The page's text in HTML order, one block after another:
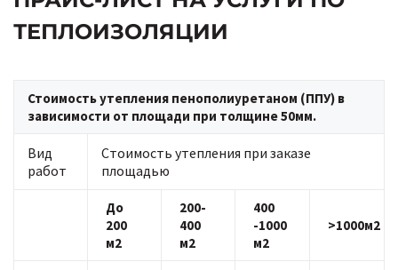
ТЕПЛОИЗОЛЯЦИИ
Стоимость утепления пенополиуретаном (ППУ) в
зависимости от площади при толщине 50мм.
Вид
работ
Стоимость утепления при заказе
площадью
До
200
м2
200-
400
м2
400
-1000
м2
>1000м2